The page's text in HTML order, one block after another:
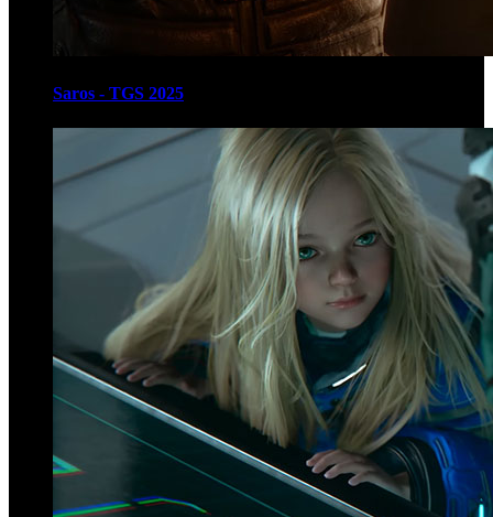
Saros - TGS 2025